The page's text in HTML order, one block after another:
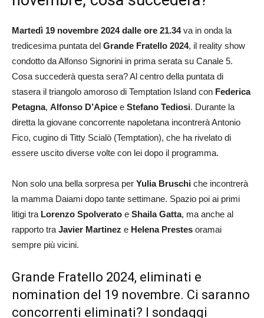
Martedì 19 novembre 2024 dalle ore 21.34va in onda la
tredicesima puntata del Grande Fratello 2024, il reality show
condotto da Alfonso Signorini in prima serata su Canale 5.
Cosa succederà questa sera? Al centro della puntata di
stasera il triangolo amoroso di Temptation Island con Federica
Petagna, Alfonso D’Apice e Stefano Tediosi. Durante la
diretta la giovane concorrente napoletana incontrerà Antonio
Fico, cugino di Titty Scialò (Temptation), che ha rivelato di
essere uscito diverse volte con lei dopo il programma.
Non solo una bella sorpresa per Yulia Bruschi che incontrerà
la mamma Daiami dopo tante settimane. Spazio poi ai primi
litigi tra Lorenzo Spolverato e Shaila Gatta, ma anche al
rapporto tra Javier Martinez e Helena Prestes oramai
sempre più vicini.
Grande Fratello 2024, eliminati e
nomination del 19 novembre. Ci saranno
concorrenti eliminati? I sondaggi